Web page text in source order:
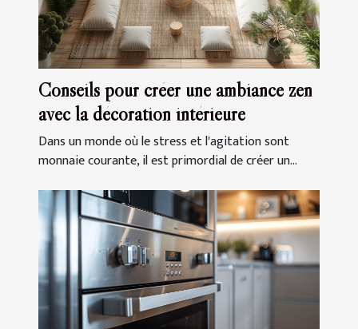
Conseils pour créer une ambiance zen
avec la décoration intérieure
Dans un monde où le stress et l'agitation sont
monnaie courante, il est primordial de créer un...